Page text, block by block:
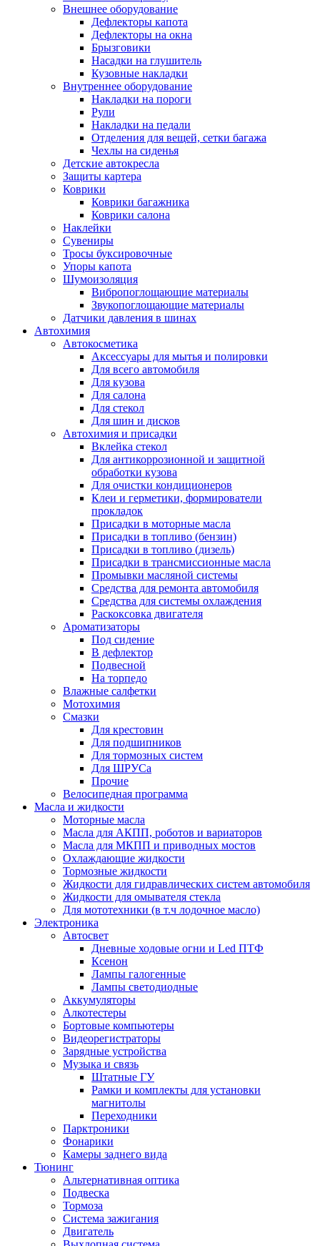
Внешнее оборудование
Дефлекторы капота
Дефлекторы на окна
Брызговики
Насадки на глушитель
Кузовные накладки
Внутреннее оборудование
Накладки на пороги
Рули
Накладки на педали
Отделения для вещей, сетки багажа
Чехлы на сиденья
Детские автокресла
Защиты картера
Коврики
Коврики багажника
Коврики салона
Наклейки
Сувениры
Тросы буксировочные
Упоры капота
Шумоизоляция
Вибропоглощающие материалы
Звукопоглощающие материалы
Датчики давления в шинах
Автохимия
Автокосметика
Аксессуары для мытья и полировки
Для всего автомобиля
Для кузова
Для салона
Для стекол
Для шин и дисков
Автохимия и присадки
Вклейка стекол
Для антикоррозионной и защитной
обработки кузова
Для очистки кондиционеров
Клеи и герметики, формирователи
прокладок
Присадки в моторные масла
Присадки в топливо (бензин)
Присадки в топливо (дизель)
Присадки в трансмиссионные масла
Промывки масляной системы
Средства для ремонта автомобиля
Средства для системы охлаждения
Раскоксовка двигателя
Ароматизаторы
Под сидение
В дефлектор
Подвесной
На торпедо
Влажные салфетки
Мотохимия
Смазки
Для крестовин
Для подшипников
Для тормозных систем
Для ШРУСа
Прочие
Велосипедная программа
Масла и жидкости
Моторные масла
Масла для АКПП, роботов и вариаторов
Масла для МКПП и приводных мостов
Охлаждающие жидкости
Тормозные жидкости
Жидкости для гидравлических систем автомобиля
Жидкости для омывателя стекла
Для мототехники (в т.ч лодочное масло)
Электроника
Автосвет
Дневные ходовые огни и Led ПТФ
Ксенон
Лампы галогенные
Лампы светодиодные
Аккумуляторы
Алкотестеры
Бортовые компьютеры
Видеорегистраторы
Зарядные устройства
Музыка и связь
Штатные ГУ
Рамки и комплекты для установки
магнитолы
Переходники
Парктроники
Фонарики
Камеры заднего вида
Тюнинг
Альтернативная оптика
Подвеска
Тормоза
Система зажигания
Двигатель